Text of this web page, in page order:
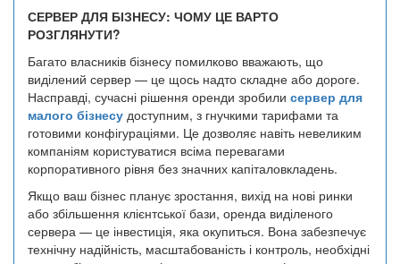
СЕРВЕР ДЛЯ БІЗНЕСУ: ЧОМУ ЦЕ ВАРТО
РОЗГЛЯНУТИ?
Багато власників бізнесу помилково вважають, що
виділений сервер — це щось надто складне або дороге.
Насправді, сучасні рішення оренди зробили сервер для
малого бізнесу доступним, з гнучкими тарифами та
готовими конфігураціями. Це дозволяє навіть невеликим
компаніям користуватися всіма перевагами
корпоративного рівня без значних капіталовкладень.
Якщо ваш бізнес планує зростання, вихід на нові ринки
або збільшення клієнтської бази, оренда виділеного
сервера — це інвестиція, яка окупиться. Вона забезпечує
технічну надійність, масштабованість і контроль, необхідні